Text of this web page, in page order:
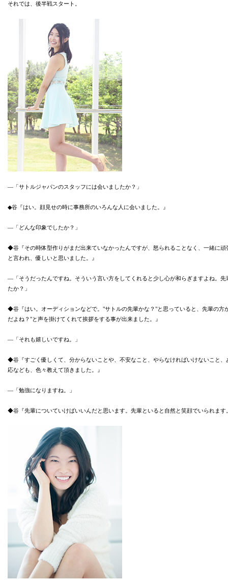
それでは、後半戦スタート。
―「サトルジャパンのスタッフには会いましたか？」
◆谷『はい。顔見せの時に事務所のいろんな人に会いました。』
―「どんな印象でしたか？」
◆谷『その時体型作りがまだ出来ていなかったんですが、怒られることなく、一緒に頑
と言われ、優しいと思いました。』
―「そうだったんですね。そういう言い方をしてくれると少し心が和らぎますよね。先
たか？」
◆谷『はい。オーディションなどで。"サトルの先輩かな？"と思っていると、先輩の方
だよね？"と声を掛けてくれて挨拶をする事が出来ました。』
―「それも嬉しいですね。」
◆谷『すごく優しくて、分からないことや、不安なこと、やらなければいけないこと、
応なども、色々教えて頂きました。』
―「勉強になりますね。」
◆谷『先輩についていけばいいんだと思います。先輩といると自然と笑顔でいられます